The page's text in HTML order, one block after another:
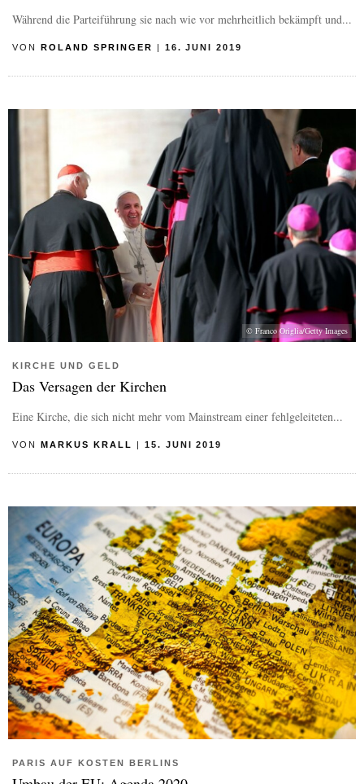
Während die Parteiführung sie nach wie vor mehrheitlich bekämpft und...
VON ROLAND SPRINGER 16. JUNI 2019
© Franco Origlia/Getty Images
KIRCHE UND GELD
Das Versagen der Kirchen
Eine Kirche, die sich nicht mehr vom Mainstream einer fehlgeleiteten...
VON MARKUS KRALL 15. JUNI 2019
PARIS AUF KOSTEN BERLINS